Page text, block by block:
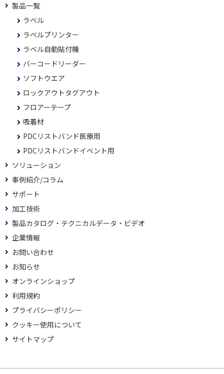
製品一覧
ラベル
ラベルプリンター
ラベル自動貼付機
バーコードリーダー
ソフトウエア
ロックアウトタグアウト
フロアーテープ
吸着材
PDCリストバンド医療用
PDCリストバンドイベント用
ソリューション
事例紹介/コラム
サポート
加工技術
製品カタログ・テクニカルデータ・ビデオ
企業情報
お問い合わせ
お知らせ
オンラインショップ
利用規約
プライバシーポリシー
クッキー使用について
サイトマップ